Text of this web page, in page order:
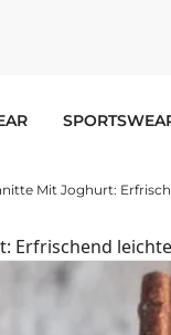
Mit Joghurt:
Erfrischend